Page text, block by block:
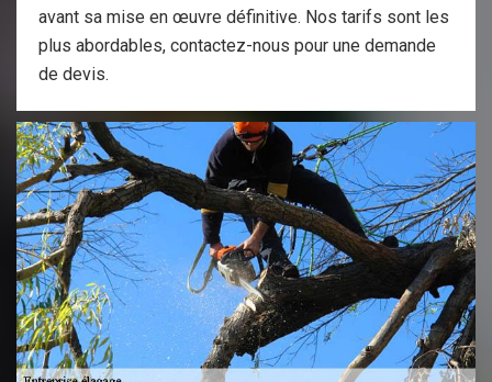
avant sa mise en œuvre définitive. Nos tarifs sont les
plus abordables, contactez-nous pour une demande
de devis.